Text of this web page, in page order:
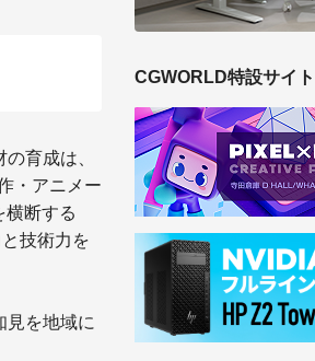
育成は、
・アニメー
横断する
技術力を
見を地域に
CGWORLD特設サイト